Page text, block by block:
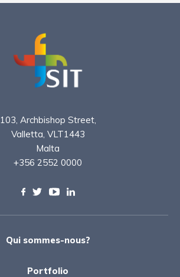
103, Archbishop Street,
Valletta, VLT1443
Malta
+356 2552 0000
Qui sommes-nous?
Portfolio